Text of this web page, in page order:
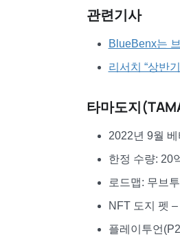
관련기사
BlueBenx는
리서치 “상반
타마도지
2022년 9월
한정 수량: 20
로드맵: 무브
NFT 도지 펫
플레이투언